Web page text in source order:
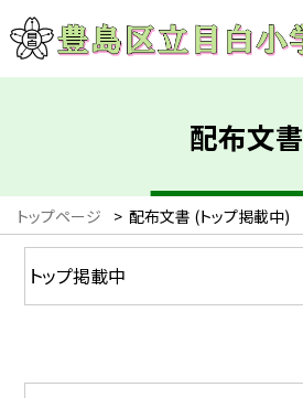
配布文書
トップページ > 配布文書 (トップ掲載中)